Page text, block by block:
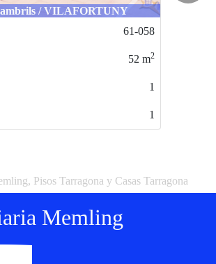
/ VILAFORTUNY
61-058
52 m2
1
1
Pisos Tarragona y Casas Tarragona
Memling